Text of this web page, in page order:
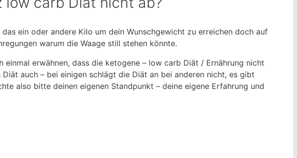
ein oder andere Kilo um dein Wunschgewicht zu erreichen doch auf
warum die Waage still stehen könnte.
erwähnen, dass die ketogene – low carb Diät / Ernährung nicht
auch – bei einigen schlägt die Diät an bei anderen nicht, es gibt
also bitte deinen eigenen Standpunkt – deine eigene Erfahrung und